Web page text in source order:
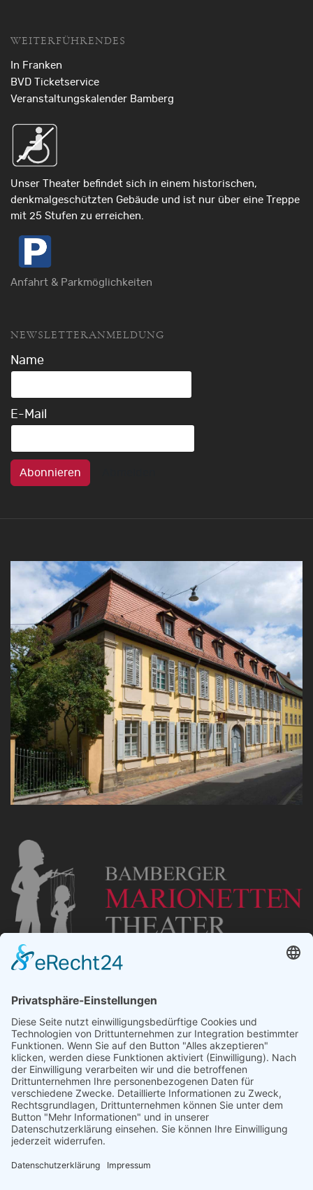
WEITERFÜHRENDES
In Franken
BVD Ticketservice
Veranstaltungskalender Bamberg
Unser Theater befindet sich in einem historischen,
denkmalgeschützten Gebäude und ist nur über eine Treppe
mit 25 Stufen zu erreichen.
Anfahrt & Parkmöglichkeiten
NEWSLETTERANMELDUNG
Name
E-Mail
Abonnieren
„Staubsches Haus“
Untere Sandstraße 30
96049 Bamberg
Tel: +49 (0) 951 67600
E-Mail:info@bamberger-marionettentheater.de